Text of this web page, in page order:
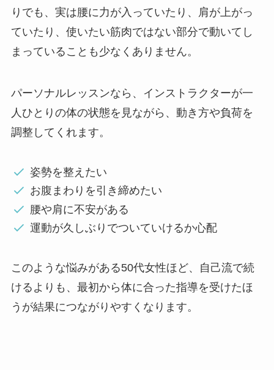
りでも、実は腰に力が入っていたり、肩が上がっ
ていたり、使いたい筋肉ではない部分で動いてし
まっていることも少なくありません。
パーソナルレッスンなら、インストラクターが一
人ひとりの体の状態を見ながら、動き方や負荷を
調整してくれます。
姿勢を整えたい
お腹まわりを引き締めたい
腰や肩に不安がある
運動が久しぶりでついていけるか心配
このような悩みがある50代女性ほど、自己流で続
けるよりも、最初から体に合った指導を受けたほ
うが結果につながりやすくなります。